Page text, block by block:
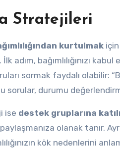
Stratejileri
kurtulmak
İlk adım, bağımlılığınızı
sormak faydalı olabilir:
sorular, durumu
ise destek gruplarına
olanak tanır.
kök nedenlerini